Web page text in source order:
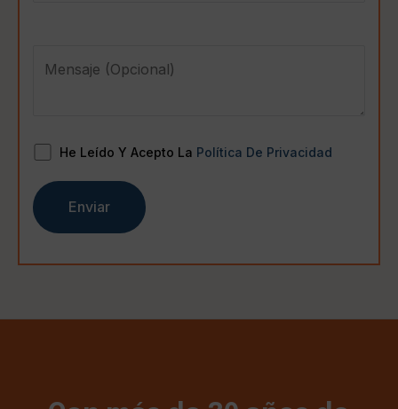
He Leído Y Acepto La Política De Privacidad